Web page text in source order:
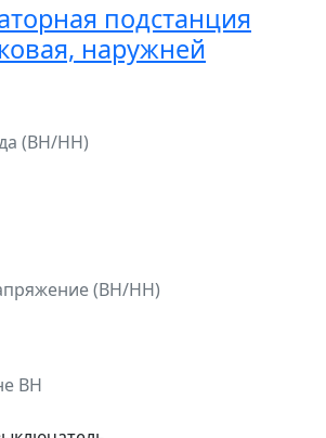
подстанция
наружней
(ВН/НН)
(ВН/НН)
ВН